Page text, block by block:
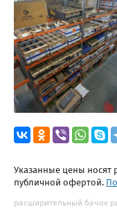
Указанные цены носят
публичной офертой.
расширительный бачок